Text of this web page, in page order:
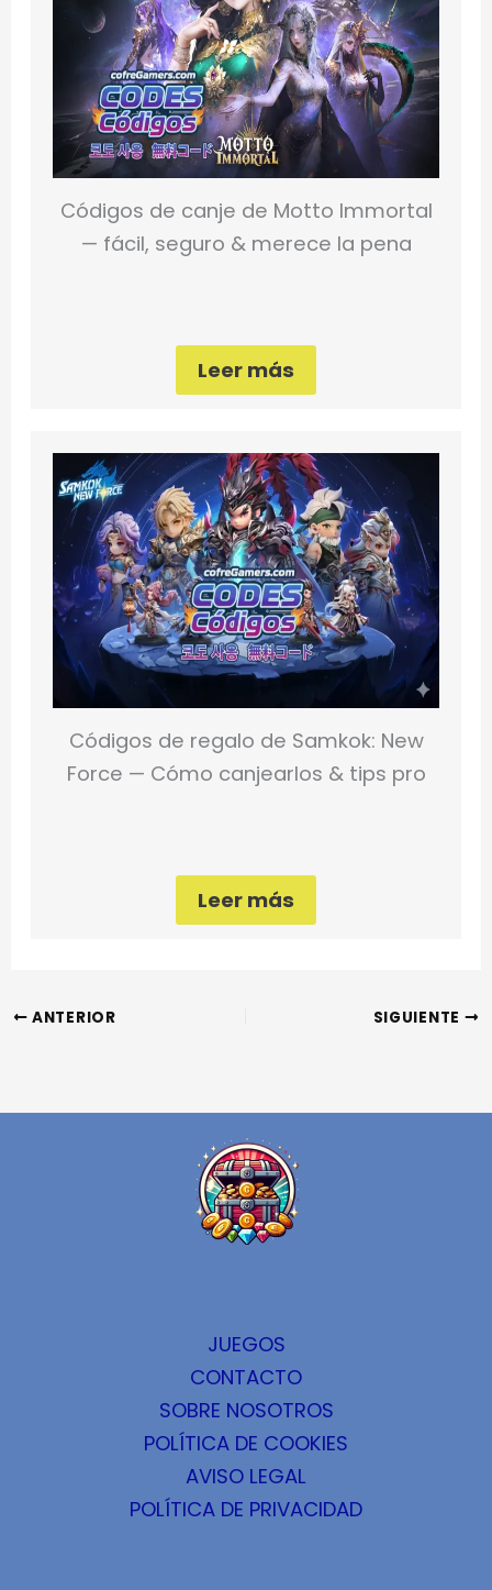
Códigos de canje de Motto Immortal
— fácil, seguro & merece la pena
Leer más
Códigos de regalo de Samkok: New
Force — Cómo canjearlos & tips pro
Leer más
ANTERIOR SIGUIENTE
JUEGOS
CONTACTO
SOBRE NOSOTROS
POLÍTICA DE COOKIES
AVISO LEGAL
POLÍTICA DE PRIVACIDAD